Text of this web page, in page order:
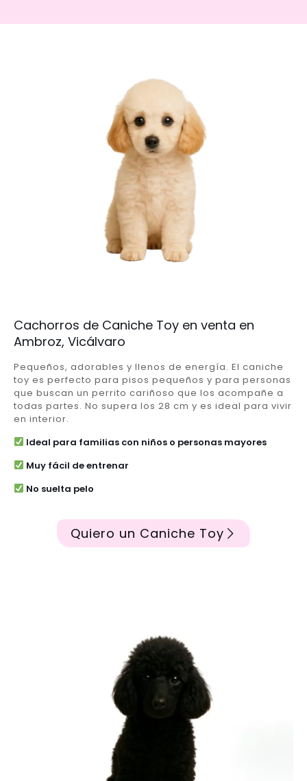
Cachorros de Caniche Toy en venta en
Ambroz, Vicálvaro
Pequeños, adorables y llenos de energía. El caniche
toy es perfecto para pisos pequeños y para personas
que buscan un perrito cariñoso que los acompañe a
todas partes. No supera los 28 cm y es ideal para vivir
en interior.
Ideal para familias con niños o personas mayores
Muy fácil de entrenar
No suelta pelo
Quiero un Caniche Toy